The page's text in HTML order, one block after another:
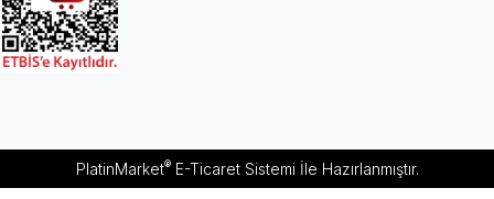
PlatinMarket®E-Ticaret Sistemiİle Hazırlanmıştır.